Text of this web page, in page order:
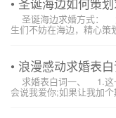
圣诞海边求婚方式：
生们不妨在海边，精心策
• 浪漫感动求婚表
求婚表白词一、 1.这
会说我爱你;如果让我加